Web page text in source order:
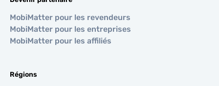
MobiMatter pour les revendeurs
MobiMatter pour les entreprises
MobiMatter pour les affiliés
Régions